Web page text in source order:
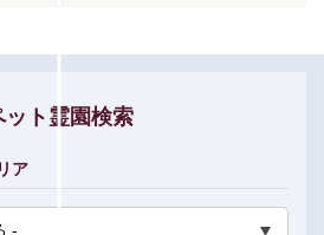
ット霊園検索
ア